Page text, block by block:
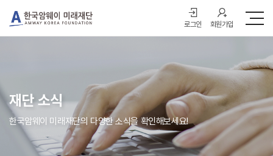
로그인 회원가입
재단 소식
한국암웨이 미래재단의 다양한 소식을 확인해보세요!